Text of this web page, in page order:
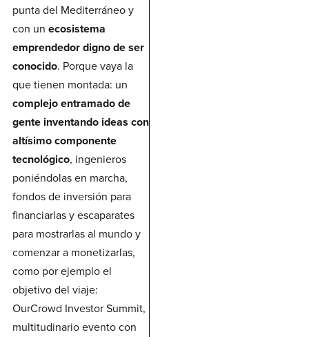
punta del Mediterráneo y
con un ecosistema
emprendedor digno de ser
conocido. Porque vaya la
que tienen montada: un
complejo entramado de
gente inventando ideas con
altísimo componente
tecnológico, ingenieros
poniéndolas en marcha,
fondos de inversión para
financiarlas y escaparates
para mostrarlas al mundo y
comenzar a monetizarlas,
como por ejemplo el
objetivo del viaje:
OurCrowd Investor Summit,
multitudinario evento con